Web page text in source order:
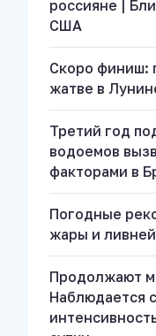
россияне |
США
Скоро финиш:
жатве в
Третий год
водоемов
факторами в
Погодные
жары и
Продолжают
Наблюдается